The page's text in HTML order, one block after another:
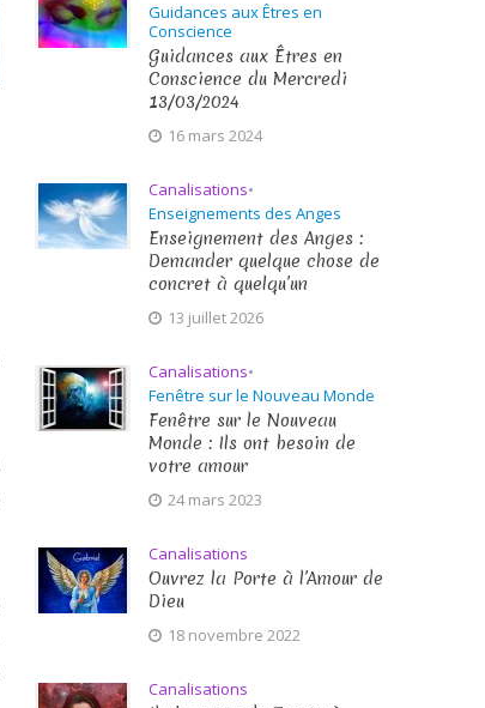
Guidances aux Êtres en
Conscience
Guidances aux Êtres en
Conscience du Mercredi
13/03/2024
16 mars 2024
Canalisations•
Enseignements des Anges
Enseignement des Anges :
Demander quelque chose de
concret à quelqu’un
13 juillet 2026
Canalisations•
Fenêtre sur le Nouveau Monde
Fenêtre sur le Nouveau
Monde : Ils ont besoin de
votre amour
24 mars 2023
Canalisations
Ouvrez la Porte à l’Amour de
Dieu
18 novembre 2022
Canalisations